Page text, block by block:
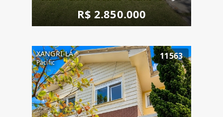
R$ 2.850.000
XANGRI-LÁ
Pacific
11563